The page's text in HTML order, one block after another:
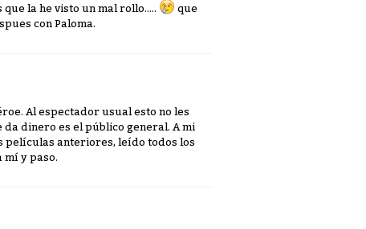
la he visto un mal rollo.....
que
con Paloma.
Al espectador usual esto no les
dinero es el público general. A mi
películas anteriores, leído todos los
mí y paso.